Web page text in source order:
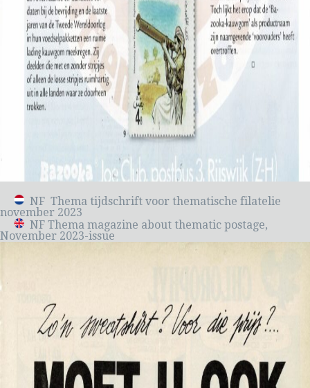
NF Thema tijdschrift voor thematische filatelie
november 2023
NF Thema magazine about thematic postage,
November 2023-issue